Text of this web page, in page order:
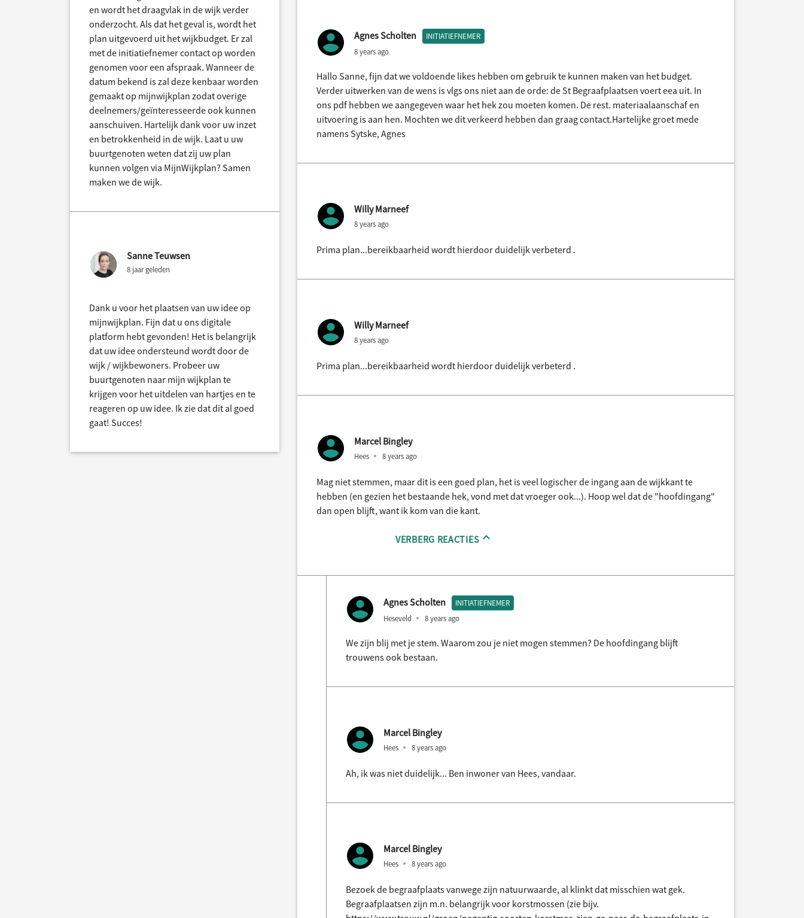
en wordt het draagvlak in de wijk verder
onderzocht. Als dat het geval is, wordt het
plan uitgevoerd uit het wijkbudget. Er zal
met de initiatiefnemer contact op worden
genomen voor een afspraak. Wanneer de
datum bekend is zal deze kenbaar worden
gemaakt op mijnwijkplan zodat overige
deelnemers/geïnteresseerde ook kunnen
aanschuiven. Hartelijk dank voor uw inzet
en betrokkenheid in de wijk. Laat u uw
buurtgenoten weten dat zij uw plan
kunnen volgen via MijnWijkplan? Samen
maken we de wijk.
Sanne Teuwsen
8 jaar geleden
Dank u voor het plaatsen van uw idee op
mijnwijkplan. Fijn dat u ons digitale
platform hebt gevonden! Het is belangrijk
dat uw idee ondersteund wordt door de
wijk / wijkbewoners. Probeer uw
buurtgenoten naar mijn wijkplan te
krijgen voor het uitdelen van hartjes en te
reageren op uw idee. Ik zie dat dit al goed
gaat! Succes!
Agnes Scholten INITIATIEFNEMER
8 years ago
Hallo Sanne, fijn dat we voldoende likes hebben om gebruik te kunnen maken van het budget.
Verder uitwerken van de wens is vlgs ons niet aan de orde: de St Begraafplaatsen voert eea uit. In
ons pdf hebben we aangegeven waar het hek zou moeten komen. De rest. materiaalaanschaf en
uitvoering is aan hen. Mochten we dit verkeerd hebben dan graag contact.Hartelijke groet mede
namens Sytske, Agnes
Willy Marneef
8 years ago
Prima plan...bereikbaarheid wordt hierdoor duidelijk verbeterd .
Willy Marneef
8 years ago
Prima plan...bereikbaarheid wordt hierdoor duidelijk verbeterd .
Marcel Bingley
Hees 8 years ago
Mag niet stemmen, maar dit is een goed plan, het is veel logischer de ingang aan de wijkkant te
hebben (en gezien het bestaande hek, vond met dat vroeger ook...). Hoop wel dat de "hoofdingang"
dan open blijft, want ik kom van die kant.
VERBERG REACTIES
Agnes Scholten INITIATIEFNEMER
Heseveld 8 years ago
We zijn blij met je stem. Waarom zou je niet mogen stemmen? De hoofdingang blijft
trouwens ook bestaan.
Marcel Bingley
Hees 8 years ago
Ah, ik was niet duidelijk... Ben inwoner van Hees, vandaar.
Marcel Bingley
Hees 8 years ago
Bezoek de begraafplaats vanwege zijn natuurwaarde, al klinkt dat misschien wat gek.
Begraafplaatsen zijn m.n. belangrijk voor korstmossen (zie bijv.